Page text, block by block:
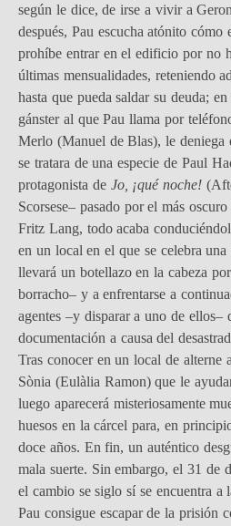
según le dice, de irse a vivir a
después, Pau escucha atónito cómo
prohíbe entrar en el edificio por no
últimas mensualidades, reteniendo
hasta que pueda saldar su deuda;
gánster al que Pau llama por
Merlo (Manuel de Blas), le
se tratara de una especie de Paul
protagonista de Jo, ¡qué noche!
Scorsese– pasado por el más
Fritz Lang, todo acaba
en un local en el que se celebra
llevará un botellazo en la cabeza
borracho– y a enfrentarse a
agentes –y disparar a uno de ellos–
documentación a causa del
Tras conocer en un local de alterne
Sònia (Eulàlia Ramon) que le
luego aparecerá misteriosamente
huesos en la cárcel para, en
doce años. En fin, un auténtico
mala suerte. Sin embargo, el 31 de
el cambio se siglo sí se encuentra a
Pau consigue escapar de la prisión